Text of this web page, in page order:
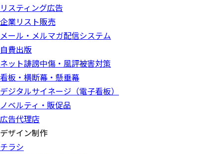
リスティング広告
企業リスト販売
メール・メルマガ配信システム
自費出版
ネット誹謗中傷・風評被害対策
看板・横断幕・懸垂幕
デジタルサイネージ（電子看板）
ノベルティ・販促品
広告代理店
デザイン制作
チラシ